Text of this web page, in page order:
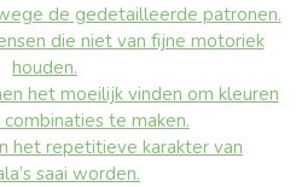
de gedetailleerde patronen.
die niet van fijne motoriek
houden.
het moeilijk vinden om kleuren
te maken.
het repetitieve karakter van
saai worden.